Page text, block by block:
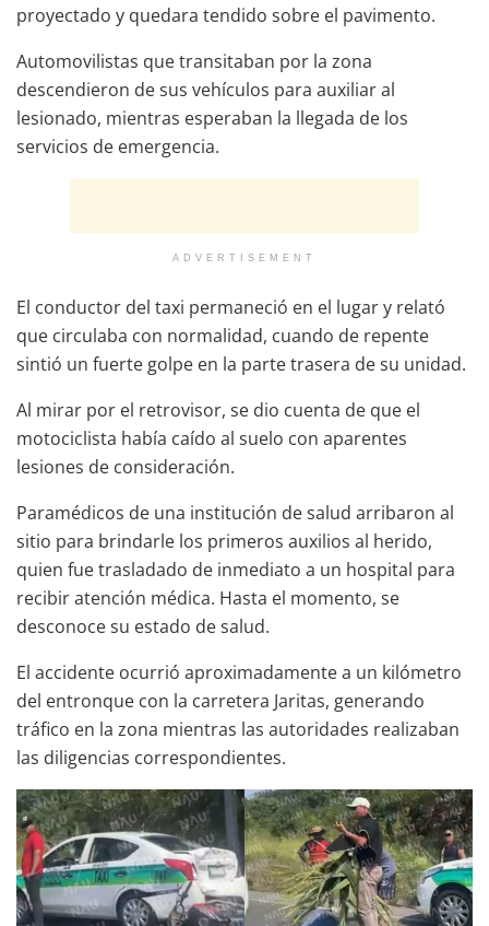
proyectado y quedara tendido sobre el pavimento.
Automovilistas que transitaban por la zona
descendieron de sus vehículos para auxiliar al
lesionado, mientras esperaban la llegada de los
servicios de emergencia.
ADVERTISEMENT
El conductor del taxi permaneció en el lugar y relató
que circulaba con normalidad, cuando de repente
sintió un fuerte golpe en la parte trasera de su unidad.
Al mirar por el retrovisor, se dio cuenta de que el
motociclista había caído al suelo con aparentes
lesiones de consideración.
Paramédicos de una institución de salud arribaron al
sitio para brindarle los primeros auxilios al herido,
quien fue trasladado de inmediato a un hospital para
recibir atención médica. Hasta el momento, se
desconoce su estado de salud.
El accidente ocurrió aproximadamente a un kilómetro
del entronque con la carretera Jaritas, generando
tráfico en la zona mientras las autoridades realizaban
las diligencias correspondientes.